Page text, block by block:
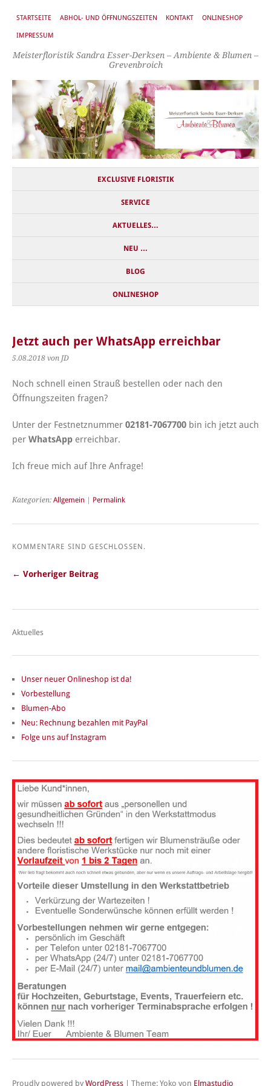
STARTSEITE ABHOL- UND ÖFFNUNGSZEITEN KONTAKT ONLINESHOP
IMPRESSUM
Meisterfloristik Sandra Esser-Derksen – Ambiente & Blumen –
Grevenbroich
EXCLUSIVE FLORISTIK
SERVICE
AKTUELLES…
NEU …
BLOG
ONLINESHOP
Jetzt auch per WhatsApp erreichbar
5.08.2018 von JD
Noch schnell einen Strauß bestellen oder nach den
Öffnungszeiten fragen?
Unter der Festnetznummer 02181-7067700 bin ich jetzt auch
per WhatsApp erreichbar.
Ich freue mich auf Ihre Anfrage!
Kategorien: Allgemein | Permalink
KOMMENTARE SIND GESCHLOSSEN.
← Vorheriger Beitrag
Aktuelles
Unser neuer Onlineshop ist da!
Vorbestellung
Blumen-Abo
Neu: Rechnung bezahlen mit PayPal
Folge uns auf Instagram
Proudly powered by WordPress Theme: Yoko von Elmastudio